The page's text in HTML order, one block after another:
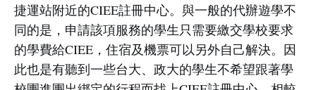
捷運站附近的CIEE註冊中心。與一般的代辦遊學不
同的是，申請該項服務的學生只需要繳交學校要求
的學費給CIEE，住宿及機票可以另外自己解決。因
此也是有聽到一些台大、政大的學生不希望跟著學